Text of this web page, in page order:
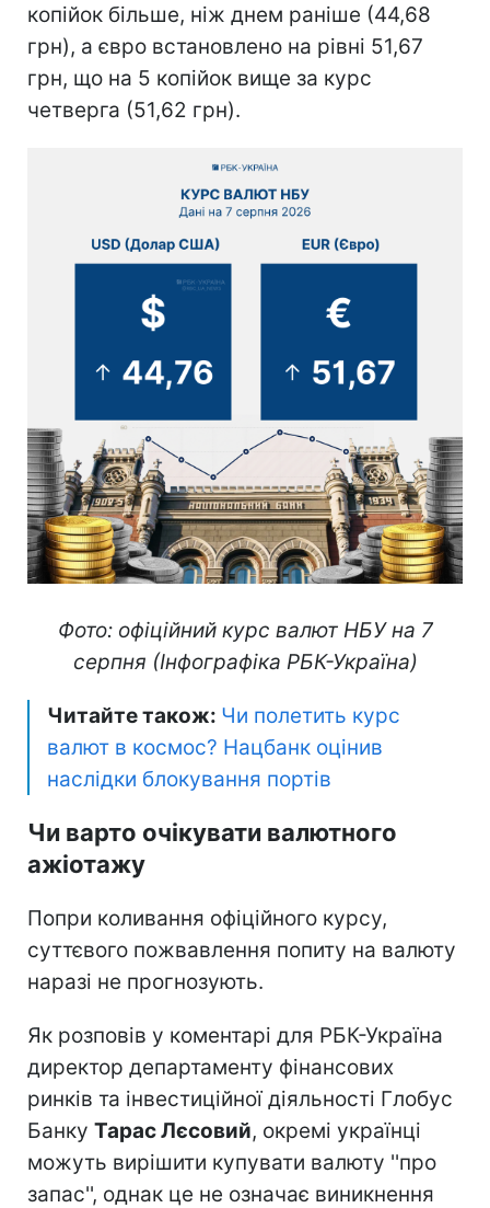
копійок більше, ніж днем раніше (44,68
грн), а євро встановлено на рівні 51,67
грн, що на 5 копійок вище за курс
четверга (51,62 грн).
Фото: офіційний курс валют НБУ на 7
серпня (Інфографіка РБК-Україна)
Читайте також: Чи полетить курс
валют в космос? Нацбанк оцінив
наслідки блокування портів
Чи варто очікувати валютного
ажіотажу
Попри коливання офіційного курсу,
суттєвого пожвавлення попиту на валюту
наразі не прогнозують.
Як розповів у коментарі для РБК-Україна
директор департаменту фінансових
ринків та інвестиційної діяльності Глобус
Банку Тарас Лєсовий, окремі українці
можуть вирішити купувати валюту ''про
запас'', однак це не означає виникнення